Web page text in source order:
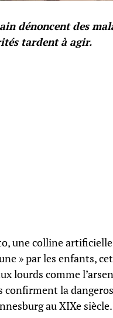
dénoncent des
tardent à agir.
une colline
» par les enfants,
lourds comme
confirment la
au XIXe siècle.